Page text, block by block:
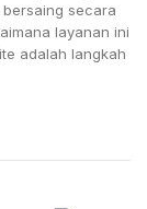
secara
layanan ini
adalah langkah